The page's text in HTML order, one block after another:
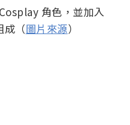
角色，並加入
成（圖片來源）